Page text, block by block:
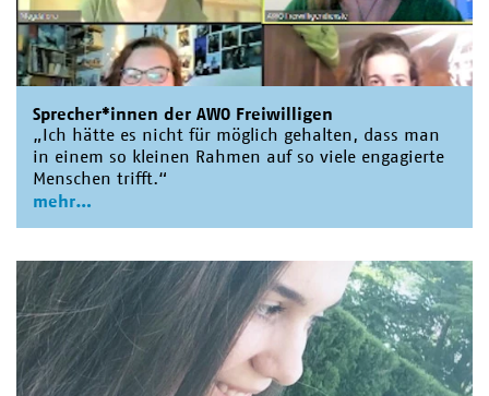
Sprecher*innen der AWO Freiwilligen
„Ich hätte es nicht für möglich gehalten, dass man
in einem so kleinen Rahmen auf so viele engagierte
Menschen trifft.“
mehr